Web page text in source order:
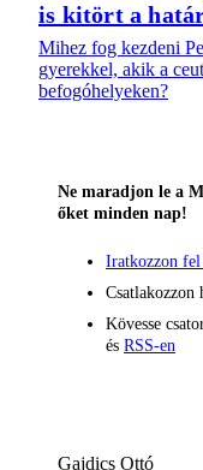
is kitört a
Mihez fog kezdeni
gyerekkel, akik a
befogóhelyeken?
Ne maradjon le a
őket minden nap!
Iratkozzon
Csatlakozzon
Kövesse
és RSS-en
Gajdics Ottó